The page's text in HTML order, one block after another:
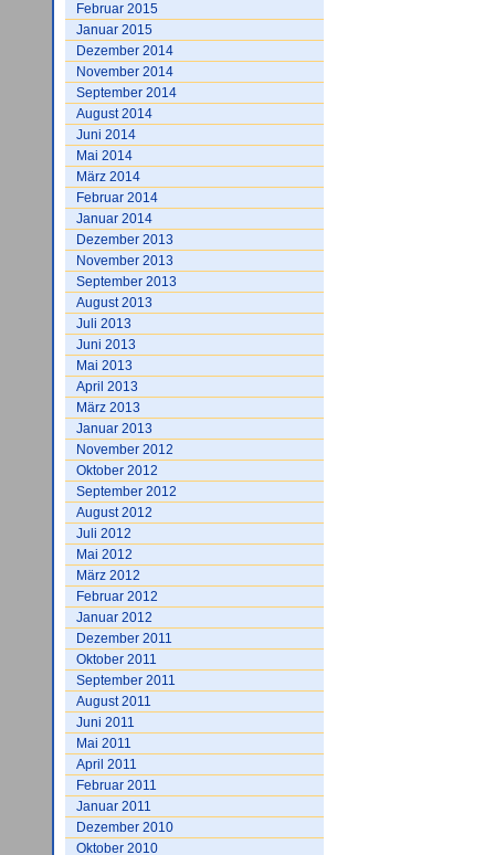
Februar 2015
Januar 2015
Dezember 2014
November 2014
September 2014
August 2014
Juni 2014
Mai 2014
März 2014
Februar 2014
Januar 2014
Dezember 2013
November 2013
September 2013
August 2013
Juli 2013
Juni 2013
Mai 2013
April 2013
März 2013
Januar 2013
November 2012
Oktober 2012
September 2012
August 2012
Juli 2012
Mai 2012
März 2012
Februar 2012
Januar 2012
Dezember 2011
Oktober 2011
September 2011
August 2011
Juni 2011
Mai 2011
April 2011
Februar 2011
Januar 2011
Dezember 2010
Oktober 2010